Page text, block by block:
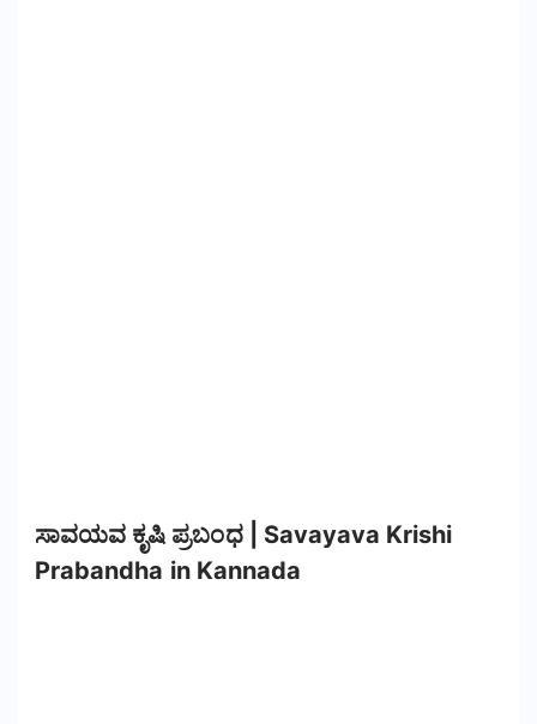
ಸಾವಯವ ಕೃಷಿ ಪ್ರಬಂಧ | Savayava Krishi
Prabandha in Kannada